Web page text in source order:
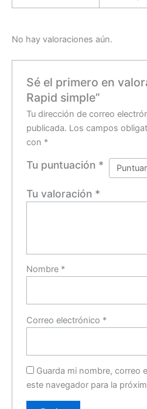
No hay valoraciones aún.
Sé el primero en
Rapid simple”
Tu dirección de correo
publicada. Los campos
con *
Tu puntuación *
Tu valoración *
Nombre *
Correo electrónico *
Guarda mi nombre, correo
este navegador para la